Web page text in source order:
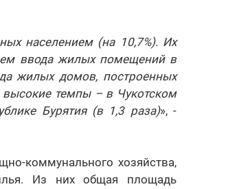
населением (на 10,7%). Их
ввода жилых помещений в
жилых домов, построенных
темпы – в Чукотском
Бурятия (в 1,3 раза)», -
коммунального хозяйства,
Из них общая площадь